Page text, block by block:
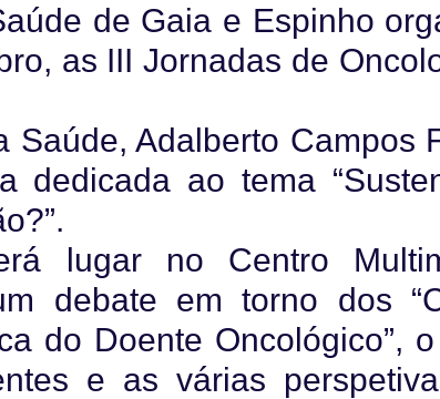
de Gaia e Espinho
as III Jornadas de
Saúde, Adalberto Campos
dedicada ao tema
lugar no Centro
debate em torno dos
do Doente Oncológico”,
e as várias